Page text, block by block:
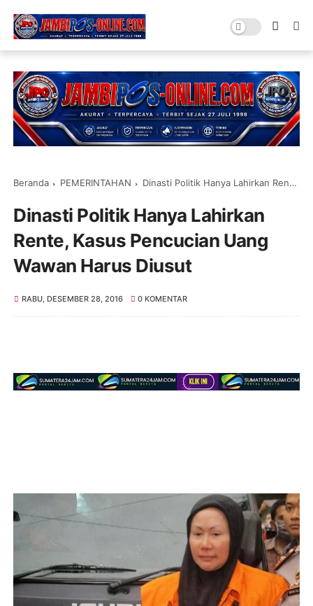
Beranda PEMERINTAHAN Dinasti Politik Hanya Lahirkan Rente, Kasus Pencucian Uang Wawan Harus Diusut
Dinasti Politik Hanya Lahirkan
Rente, Kasus Pencucian Uang
Wawan Harus Diusut
RABU, DESEMBER 28, 2016 0 KOMENTAR